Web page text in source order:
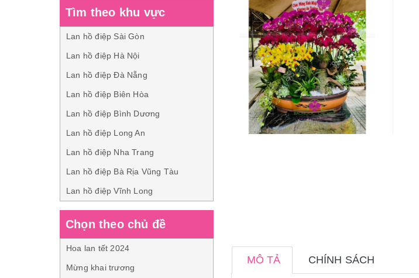
MÔ TẢ CHÍNH SÁCH
Tìm theo khu vực
Lan hồ điệp Sài Gòn
Lan hồ điệp Hà Nội
Lan hồ điệp Đà Nẵng
Lan hồ điệp Biên Hòa
Lan hồ điệp Bình Dương
Lan hồ điệp Long An
Lan hồ điệp Nha Trang
Lan hồ điệp Bà Rịa Vũng Tàu
Lan hồ điệp Vĩnh Long
Chọn theo chủ đề
Hoa lan tết 2024
Mừng khai trương